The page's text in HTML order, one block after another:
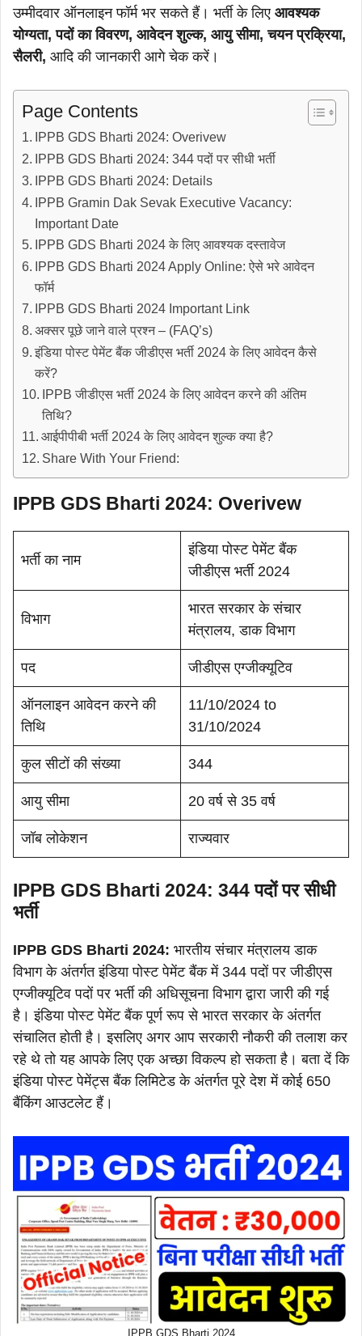
उम्मीदवार ऑनलाइन फॉर्म भर सकते हैं। भर्ती के लिए आवश्यक
योग्यता, पदों का विवरण, आवेदन शुल्क, आयु सीमा, चयन प्रक्रिया,
सैलरी, आदि की जानकारी आगे चेक करें।
Page Contents
IPPB GDS Bharti 2024: Overivew
IPPB GDS Bharti 2024: 344 पदों पर सीधी भर्ती
IPPB GDS Bharti 2024: Details
IPPB Gramin Dak Sevak Executive Vacancy:
Important Date
IPPB GDS Bharti 2024 के लिए आवश्यक दस्तावेज
IPPB GDS Bharti 2024 Apply Online: ऐसे भरे आवेदन
फॉर्म
IPPB GDS Bharti 2024 Important Link
अक्सर पूछे जाने वाले प्रश्न – (FAQ’s)
इंडिया पोस्ट पेमेंट बैंक जीडीएस भर्ती 2024 के लिए आवेदन कैसे
करें?
IPPB जीडीएस भर्ती 2024 के लिए आवेदन करने की अंतिम
तिथि?
आईपीपीबी भर्ती 2024 के लिए आवेदन शुल्क क्या है?
Share With Your Friend:
IPPB GDS Bharti 2024: Overivew
भर्ती का नाम
इंडिया पोस्ट पेमेंट बैंक
जीडीएस भर्ती 2024
विभाग
भारत सरकार के संचार
मंत्रालय, डाक विभाग
पद जीडीएस एग्जीक्यूटिव
ऑनलाइन आवेदन करने की
तिथि
11/10/2024 to
31/10/2024
कुल सीटों की संख्या 344
आयु सीमा 20 वर्ष से 35 वर्ष
जॉब लोकेशन राज्यवार
IPPB GDS Bharti 2024: 344 पदों पर सीधी
भर्ती
IPPB GDS Bharti 2024: भारतीय संचार मंत्रालय डाक
विभाग के अंतर्गत इंडिया पोस्ट पेमेंट बैंक में 344 पदों पर जीडीएस
एग्जीक्यूटिव पदों पर भर्ती की अधिसूचना विभाग द्वारा जारी की गई
है। इंडिया पोस्ट पेमेंट बैंक पूर्ण रूप से भारत सरकार के अंतर्गत
संचालित होती है। इसलिए अगर आप सरकारी नौकरी की तलाश कर
रहे थे तो यह आपके लिए एक अच्छा विकल्प हो सकता है। बता दें कि
इंडिया पोस्ट पेमेंट्स बैंक लिमिटेड के अंतर्गत पूरे देश में कोई 650
बैंकिंग आउटलेट हैं।
IPPB GDS Bharti 2024